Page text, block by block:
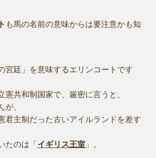
も馬の名前の意味からは要注意かも知
宮廷」を意味するエリンコートです
憲共和制国家で、厳密に言うと、
が、
君主制だった古いアイルランドを差す
たのは「 イギリス王室」。